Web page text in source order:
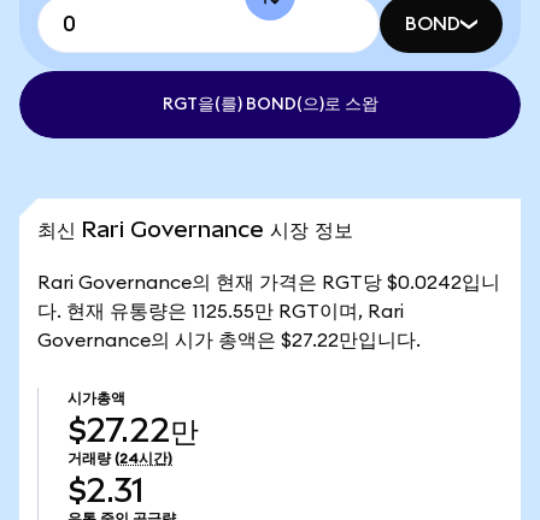
BOND
RGT을(를) BOND(으)로 스왑
최신 Rari Governance 시장 정보
Rari Governance의 현재 가격은 RGT당 $0.0242입니
다. 현재 유통량은 1125.55만 RGT이며, Rari
Governance의 시가 총액은 $27.22만입니다.
시가총액
$27.22만
거래량 (24시간)
$2.31